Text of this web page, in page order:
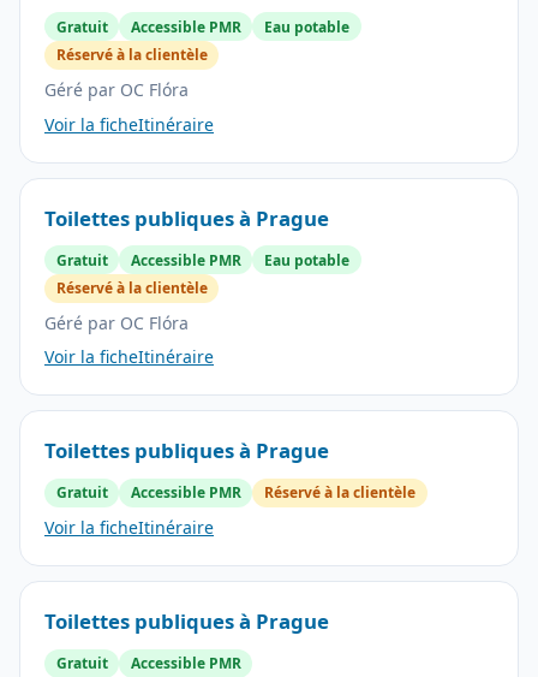
Gratuit Accessible PMR
Eau potable
Réservé à la clientèle
Géré par OC Flóra
Voir la ficheItinéraire
Toilettes publiques à Prague
Gratuit Accessible PMR
Eau potable
Réservé à la clientèle
Géré par OC Flóra
Voir la ficheItinéraire
Toilettes publiques à Prague
Gratuit Accessible PMR Réservé à la clientèle
Voir la ficheItinéraire
Toilettes publiques à Prague
Gratuit Accessible PMR